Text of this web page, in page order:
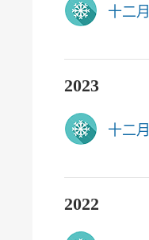
十二月
2023
十二月
2022